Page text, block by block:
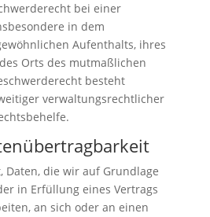
bei einer
in dem
Aufenthalts, ihres
Orts des mutmaßlichen
besteht
verwaltungsrechtlicher
Daten, die wir auf Grundlage
in Erfüllung eines Vertrags
an sich oder an einen